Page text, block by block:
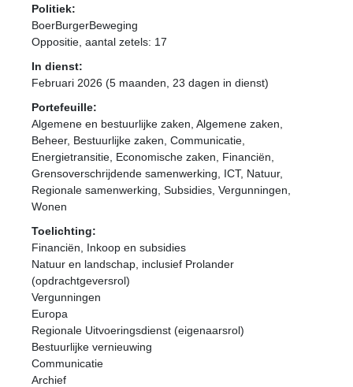
Politiek:
BoerBurgerBeweging
Oppositie , aantal zetels: 17
In dienst:
Februari 2026 (5 maanden, 23 dagen in dienst)
Portefeuille:
Algemene en bestuurlijke zaken, Algemene zaken,
Beheer, Bestuurlijke zaken, Communicatie,
Energietransitie, Economische zaken, Financiën,
Grensoverschrijdende samenwerking, ICT, Natuur,
Regionale samenwerking, Subsidies, Vergunningen,
Wonen
Toelichting:
Financiën, Inkoop en subsidies
Natuur en landschap, inclusief Prolander
(opdrachtgeversrol)
Vergunningen
Europa
Regionale Uitvoeringsdienst (eigenaarsrol)
Bestuurlijke vernieuwing
Communicatie
Archief